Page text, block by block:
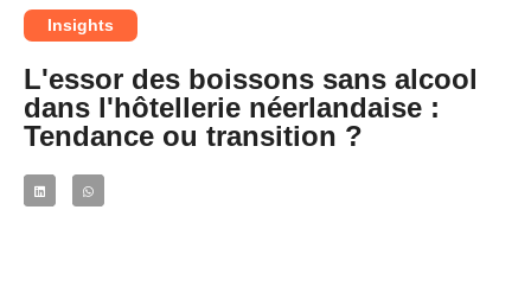
Insights
L'essor des boissons sans alcool
dans l'hôtellerie néerlandaise :
Tendance ou transition ?